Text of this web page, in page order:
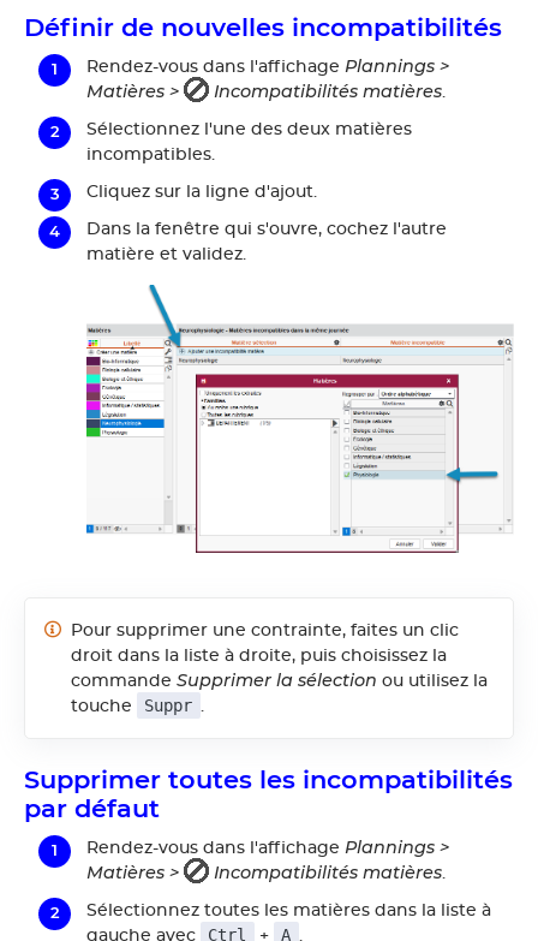
Définir de nouvelles incompatibilités
Rendez-vous dans l'affichage Plannings >
Matières >
Incompatibilités matières
Sélectionnez l'une des deux matières
incompatibles.
Cliquez sur la ligne d'ajout.
Dans la fenêtre qui s'ouvre, cochez l'autre
matière et validez.
Pour supprimer une contrainte, faites un clic
droit dans la liste à droite, puis choisissez la
commande Supprimer la sélection ou utilisez la
touche
Suppr
Supprimer toutes les incompatibilités
par défaut
Rendez-vous dans l'affichage Plannings >
Matières >
Incompatibilités matières.
Sélectionnez toutes les matières dans la liste à
gauche avec
Ctrl + A .